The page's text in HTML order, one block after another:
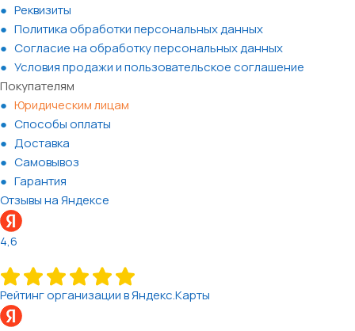
Реквизиты
Политика обработки персональных данных
Согласие на обработку персональных данных
Условия продажи и пользовательское соглашение
Покупателям
Юридическим лицам
Способы оплаты
Доставка
Самовывоз
Гарантия
Отзывы на Яндексе
4,6
Рейтинг организации в Яндекс.Карты